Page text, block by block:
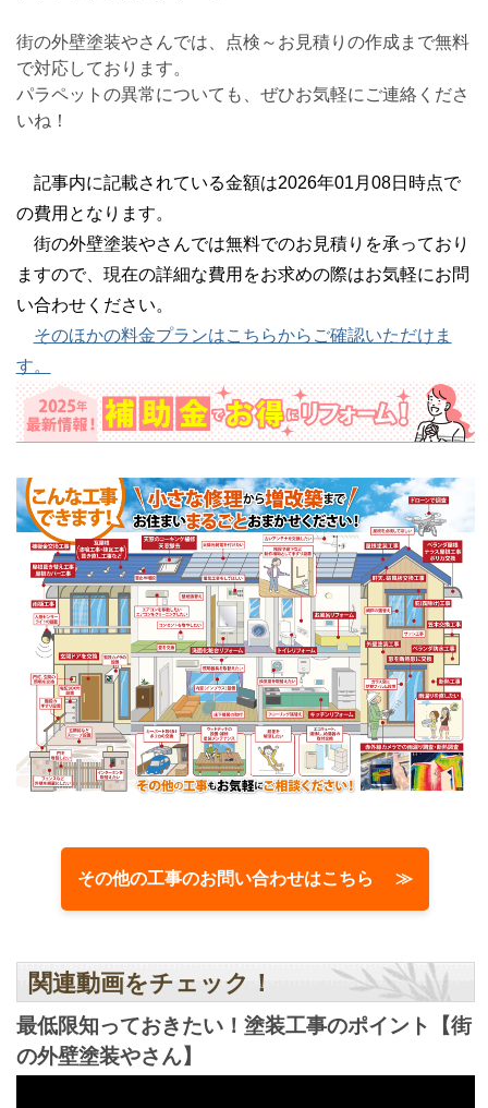
街の外壁塗装やさんでは、点検～お見積りの作成まで無料
で対応しております。
パラペットの異常についても、ぜひお気軽にご連絡くださ
いね！
記事内に記載されている金額は2026年01月08日時点で
の費用となります。
街の外壁塗装やさんでは無料でのお見積りを承っており
ますので、現在の詳細な費用をお求めの際はお気軽にお問
い合わせください。
そのほかの料金プランはこちらからご確認いただけま
す。
その他の工事のお問い合わせはこちら ≫
関連動画をチェック！
最低限知っておきたい！塗装工事のポイント【街
の外壁塗装やさん】